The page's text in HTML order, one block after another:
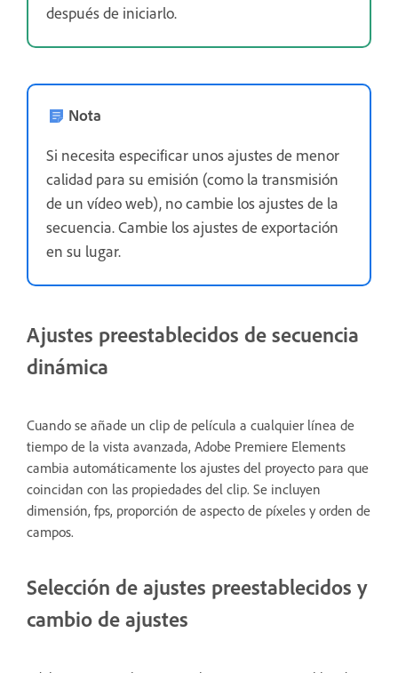
después de iniciarlo.
Nota
Si necesita especificar unos ajustes de menor
calidad para su emisión (como la transmisión
de un vídeo web), no cambie los ajustes de la
secuencia. Cambie los ajustes de exportación
en su lugar.
Ajustes preestablecidos de secuencia
dinámica
Cuando se añade un clip de película a cualquier línea de
tiempo de la vista avanzada, Adobe Premiere Elements
cambia automáticamente los ajustes del proyecto para que
coincidan con las propiedades del clip. Se incluyen
dimensión, fps, proporción de aspecto de píxeles y orden de
campos.
Selección de ajustes preestablecidos y
cambio de ajustes